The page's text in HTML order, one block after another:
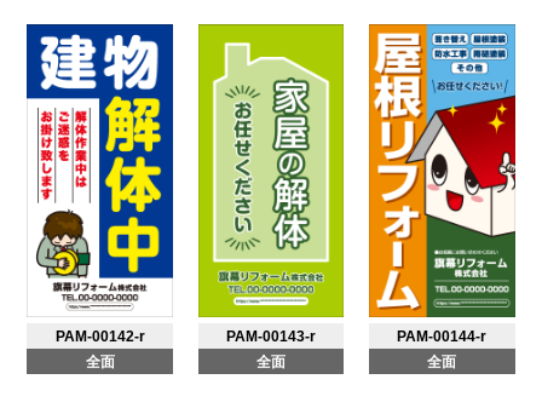
PAM-00142-r
全面
PAM-00143-r
全面
PAM-00144-r
全面